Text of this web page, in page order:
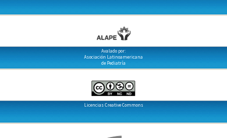
Avalado por:
Asociación Latinoamericana
de Pediatría
Licencias Creative Commons